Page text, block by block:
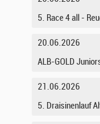
5. Race 4 all -
20.06.2026
ALB-GOLD
21.06.2026
5. Draisinenlauf